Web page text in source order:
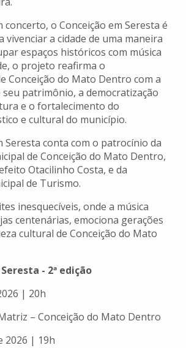
concerto, o Conceição em Seresta é
vivenciar a cidade de uma maneira
espaços históricos com música
o projeto reafirma o
Conceição do Mato Dentro com a
seu patrimônio, a democratização
e o fortalecimento do
e cultural do município.
Seresta conta com o patrocínio da
de Conceição do Mato Dentro,
Otacilinho Costa, e da
de Turismo.
inesquecíveis, onde a música
centenárias, emociona gerações
cultural de Conceição do Mato
- 2ª edição
| 20h
– Conceição do Mato Dentro
2026 | 19h